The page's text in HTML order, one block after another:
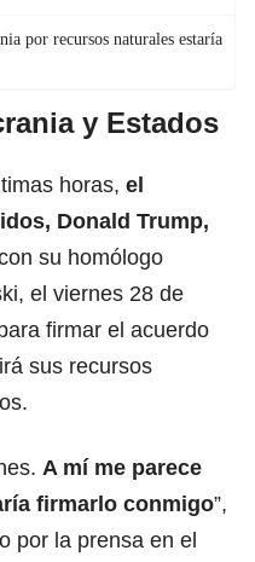
por recursos naturales estaría
y Estados
horas, el
Donald Trump,
su homólogo
el viernes 28 de
firmar el acuerdo
sus recursos
A mí me parece
firmarlo conmigo”,
por la prensa en el